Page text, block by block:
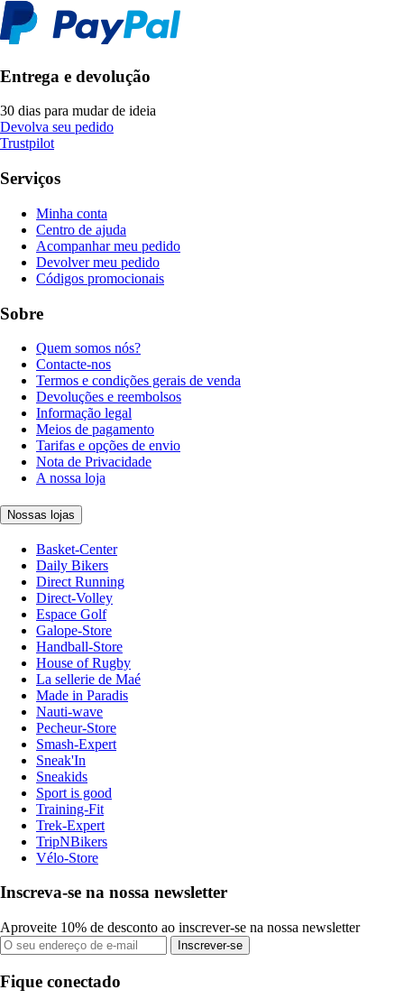
Entrega e devolução
30 dias para mudar de ideia
Devolva seu pedido
Trustpilot
Serviços
Minha conta
Centro de ajuda
Acompanhar meu pedido
Devolver meu pedido
Códigos promocionais
Sobre
Quem somos nós?
Contacte-nos
Termos e condições gerais de venda
Devoluções e reembolsos
Informação legal
Meios de pagamento
Tarifas e opções de envio
Nota de Privacidade
A nossa loja
Nossas lojas
Basket-Center
Daily Bikers
Direct Running
Direct-Volley
Espace Golf
Galope-Store
Handball-Store
House of Rugby
La sellerie de Maé
Made in Paradis
Nauti-wave
Pecheur-Store
Smash-Expert
Sneak'In
Sneakids
Sport is good
Training-Fit
Trek-Expert
TripNBikers
Vélo-Store
Inscreva-se na nossa newsletter
Aproveite 10% de desconto ao inscrever-se na nossa newsletter
Inscrever-se
Fique conectado